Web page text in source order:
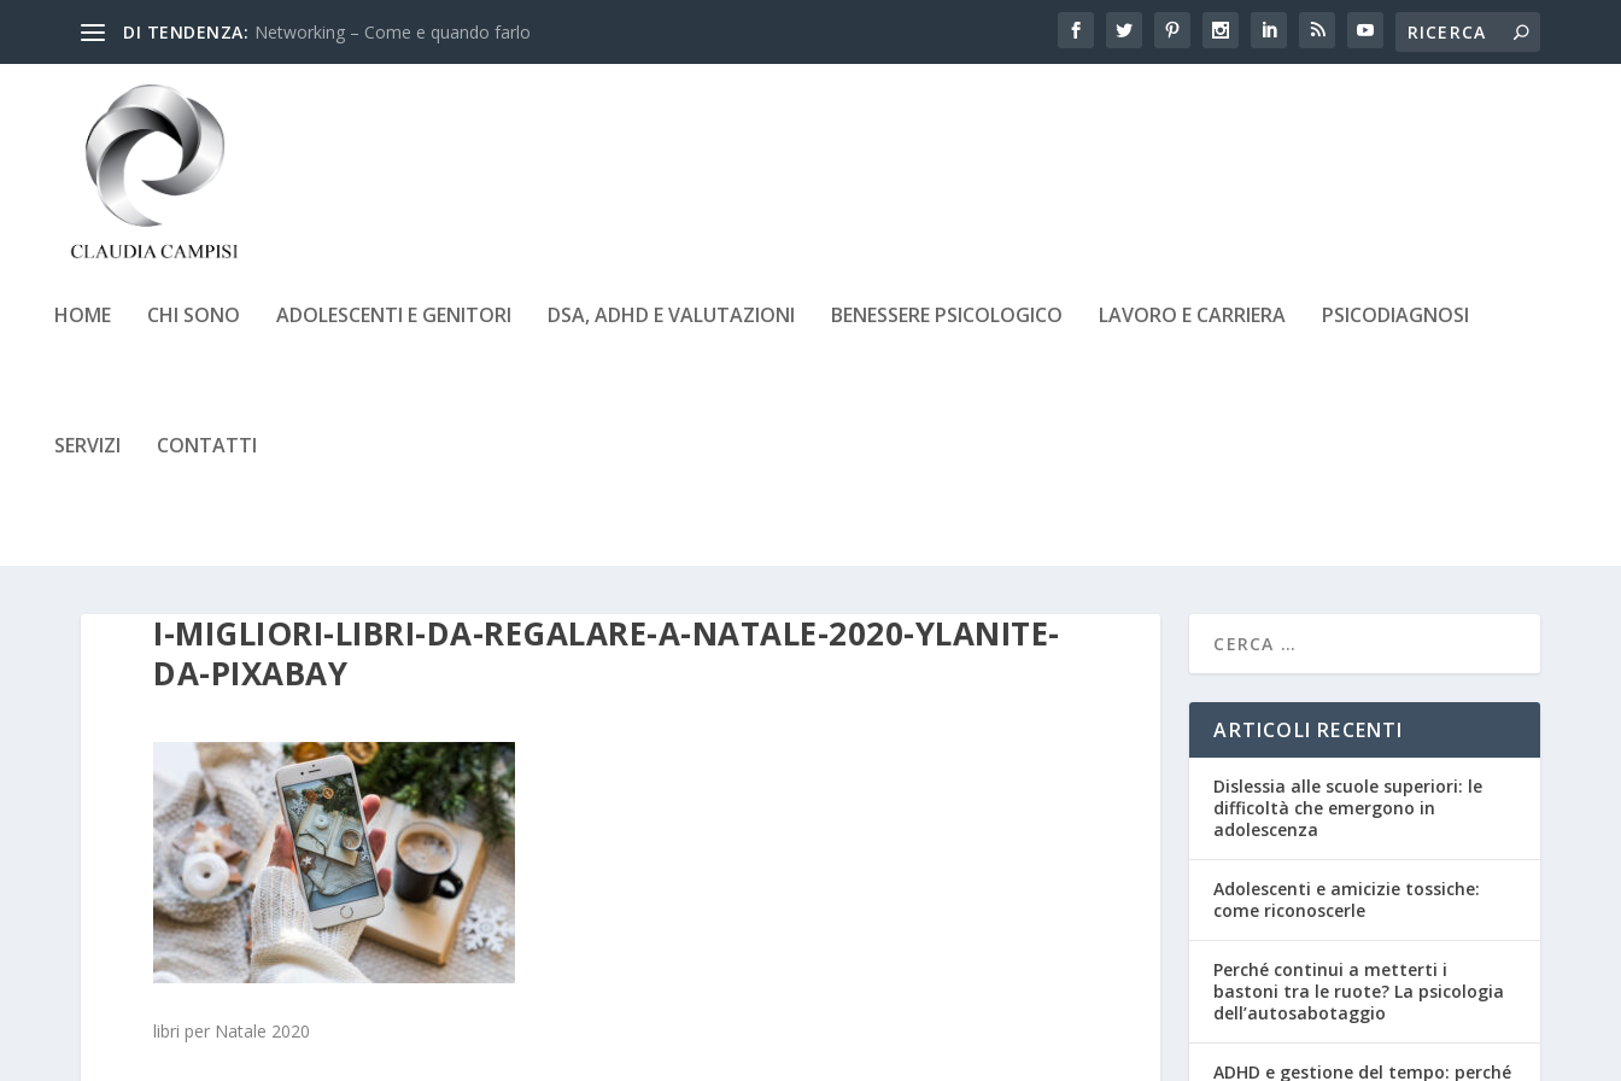
DI TENDENZA: Networking – Come e quando farlo
HOME CHI SONO ADOLESCENTI E GENITORI DSA, ADHD E VALUTAZIONI BENESSERE PSICOLOGICO LAVORO E CARRIERA PSICODIAGNOSI
SERVIZI CONTATTI
I-MIGLIORI-LIBRI-DA-REGALARE-A-NATALE-2020-YLANITE-
DA-PIXABAY
libri per Natale 2020
ARTICOLI RECENTI
Dislessia alle scuole superiori: le
difficoltà che emergono in
adolescenza
Adolescenti e amicizie tossiche:
come riconoscerle
Perché continui a metterti i
bastoni tra le ruote? La psicologia
dell’autosabotaggio
ADHD e gestione del tempo: perché